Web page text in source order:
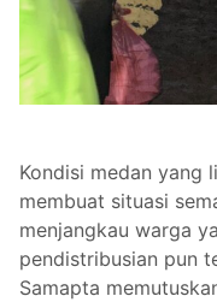
Kondisi medan yang
membuat situasi
menjangkau warga
pendistribusian pun
Samapta